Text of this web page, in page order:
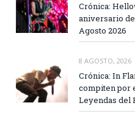
Crónica:
aniversario
Agosto 2026
8 AGOSTO, 2026
Crónica: In
compiten por
Leyendas del